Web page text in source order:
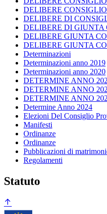
DELIBERE
DELIBERE DI
DELIBERE DI GIUNTA
DELIBERE GIUNTA
DELIBERE GIUNTA
Determinazioni
Determinazioni anno 2019
Determinazioni anno 2020
DETERMINE ANNO
DETERMINE ANNO
DETERMINE ANNO
Determine Anno 2024
Elezioni Del Consiglio
Manifesti
Ordinanze
Ordinanze
Pubblicazioni di
Regolamenti
Statuto